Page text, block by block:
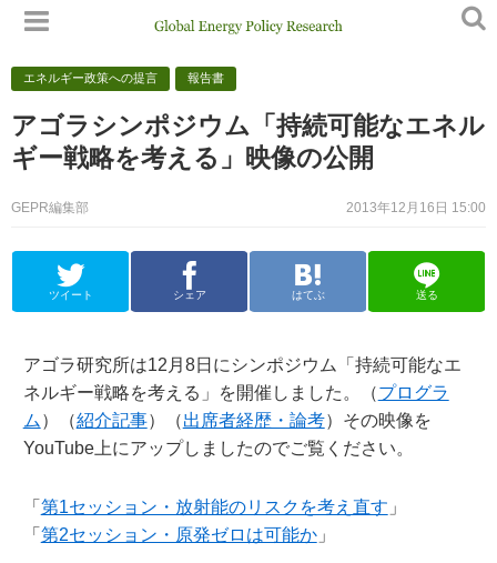
エネルギー政策への提言 報告書
アゴラシンポジウム「持続可能なエネル
ギー戦略を考える」映像の公開
2013年12月16日 15:00
GEPR編集部
ツイート シェア はてぶ 送る
アゴラ研究所は12月8日にシンポジウム「持続可能なエ
ネルギー戦略を考える」を開催しました。（プログラ
ム ）（紹介記事）（出席者経歴・論考）その映像を
YouTube上にアップしましたのでご覧ください。
「 第1セッション・放射能のリスクを考え直す 」
「 第2セッション・原発ゼロは可能か」